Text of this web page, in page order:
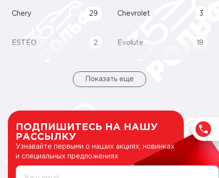
Chery 29 Chevrolet 3
ESTEO 2 Evolute 18
Показать еще
ПОДПИШИТЕСЬ НА НАШУ
РАССЫЛКУ
Узнавайте первыми о наших акциях, новинках
и специальных предложениях